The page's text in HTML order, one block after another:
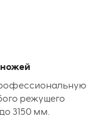
ножей
режущего
3150 мм.